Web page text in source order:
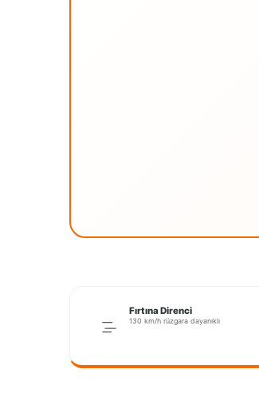
Fırtına Direnci
130 km/h rüzgara dayanıklı